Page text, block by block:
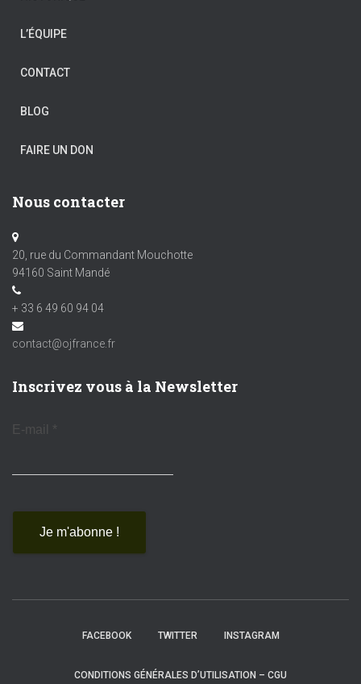
L’ÉQUIPE
CONTACT
BLOG
FAIRE UN DON
Nous contacter
20, rue du Commandant Mouchotte
94160 Saint Mandé
+ 33 6 49 60 94 04
contact@ojfrance.fr
Inscrivez vous à la Newsletter
E-mail *
FACEBOOK TWITTER INSTAGRAM
CONDITIONS GÉNÉRALES D’UTILISATION – CGU